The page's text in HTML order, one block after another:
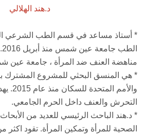
د.هند الهلالي
* أستاذ مساعد في قسم الطب الشرعي
مناهضة العنف ضد المرأة ، جامعة عين
* هي المنسق البحثي للمشروع
والأمم
التحرش والعنف داخل الحرم الجامعي.
* د.هند الباحث الرئيسي للعديد من